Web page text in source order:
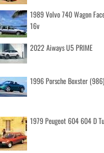
1989 Volvo 740 Wagon
16v
2022 Aiways U5 PRIME
1996 Porsche Boxster
1979 Peugeot 604 604 D